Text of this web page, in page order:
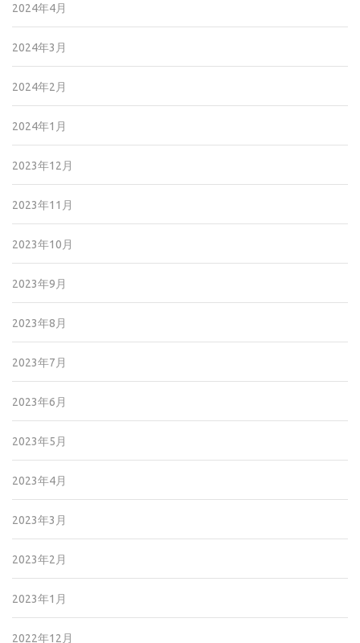
2024年4月
2024年3月
2024年2月
2024年1月
2023年12月
2023年11月
2023年10月
2023年9月
2023年8月
2023年7月
2023年6月
2023年5月
2023年4月
2023年3月
2023年2月
2023年1月
2022年12月